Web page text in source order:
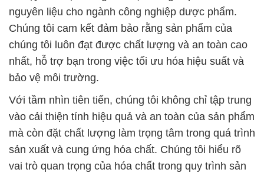
nguyên liệu cho ngành công nghiệp dược phẩm.
Chúng tôi cam kết đảm bảo rằng sản phẩm của
chúng tôi luôn đạt được chất lượng và an toàn cao
nhất, hỗ trợ bạn trong việc tối ưu hóa hiệu suất và
bảo vệ môi trường.
Với tầm nhìn tiên tiến, chúng tôi không chỉ tập trung
vào cải thiện tính hiệu quả và an toàn của sản phẩm
mà còn đặt chất lượng làm trọng tâm trong quá trình
sản xuất và cung ứng hóa chất. Chúng tôi hiểu rõ
vai trò quan trọng của hóa chất trong quy trình sản